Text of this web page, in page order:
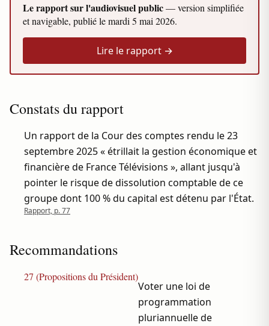
Le rapport sur l'audiovisuel public— version simplifiée
et navigable, publié lemardi 5 mai 2026.
Lire le rapport →
Constats du rapport
Un rapport de la Cour des comptes rendu le 23
septembre 2025 « étrillait la gestion économique et
financière de France Télévisions », allant jusqu'à
pointer le risque de dissolution comptable de ce
groupe dont 100 % du capital est détenu par l'État.
Rapport, p. 77
Recommandations
27 (Propositions du Président)
Voter une loi de
programmation
pluriannuelle de